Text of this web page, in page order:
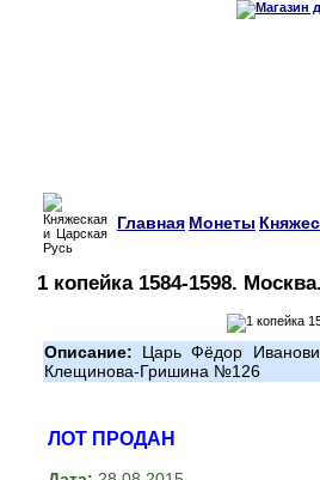
Главная Монеты
1 копейка 1584-1598.
Описание: Царь Фёдор
Клещинова-Гришина №126
ЛОТ ПРОДАН